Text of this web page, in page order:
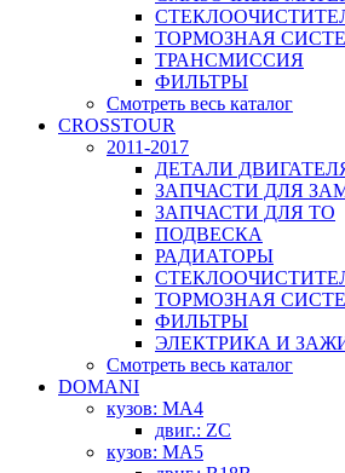
ТОРМОЗНАЯ
ТРАНСМИССИЯ
ФИЛЬТРЫ
Смотреть весь каталог
CROSSTOUR
2011-2017
ДЕТАЛИ
ЗАПЧАСТИ ДЛЯ
ЗАПЧАСТИ ДЛЯ ТО
ПОДВЕСКА
РАДИАТОРЫ
ТОРМОЗНАЯ
ФИЛЬТРЫ
ЭЛЕКТРИКА И
Смотреть весь каталог
DOMANI
кузов: MA4
двиг.: ZC
кузов: MA5